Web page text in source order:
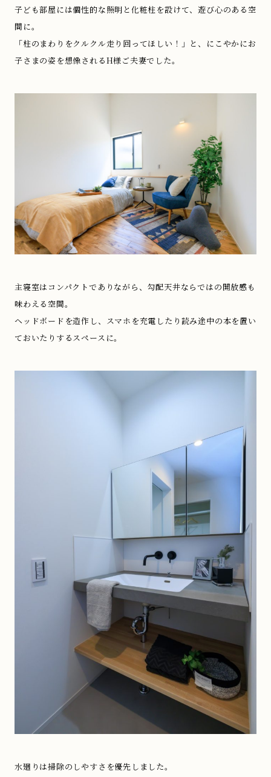
子ども部屋には個性的な照明と化粧柱を設けて、遊び心のある空
間に。
「柱のまわりをクルクル走り回ってほしい！」と、にこやかにお
子さまの姿を想像されるH様ご夫妻でした。
主寝室はコンパクトでありながら、勾配天井ならではの開放感も
味わえる空間。
ヘッドボードを造作し、スマホを充電したり読み途中の本を置い
ておいたりするスペースに。
水廻りは掃除のしやすさを優先しました。